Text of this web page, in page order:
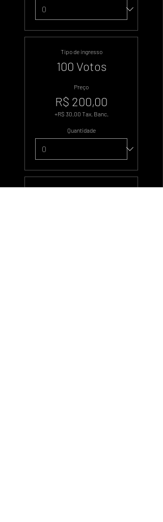
Tipo de ingresso
100 Votos
Preço
R$ 200,00
+R$ 30,00 Tax. Banc.
Quantidade